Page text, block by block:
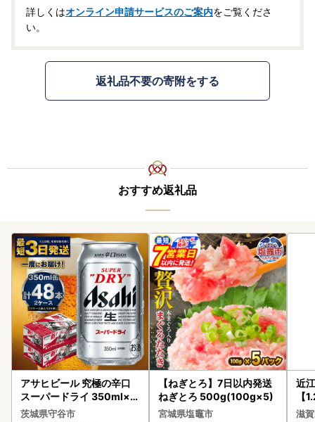
詳しくはオンライン申請サービスのご案内をご覧くださ
い。
返礼品不要の寄附をする
おすすめ返礼品
アサヒビール 究極の辛口
スーパードライ 350ml×4
8本 ビール
茨城県守谷市
【ねぎとろ】7日以内発送
ねぎとろ 500g(100g×5)
宮城県塩竈市
近
【
】
滋